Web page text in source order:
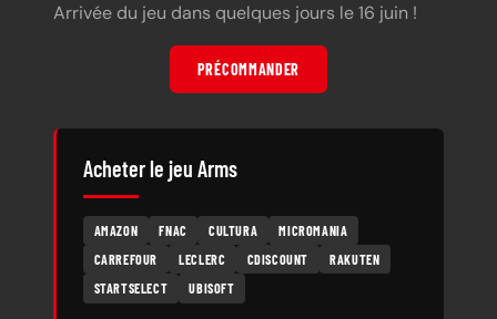
Arrivée du jeu dans quelques jours le 16 juin !
PRÉCOMMANDER
Acheter le jeu Arms
AMAZON FNAC CULTURA
MICROMANIA
CARREFOUR
LECLERC CDISCOUNT
RAKUTEN
STARTSELECT
UBISOFT